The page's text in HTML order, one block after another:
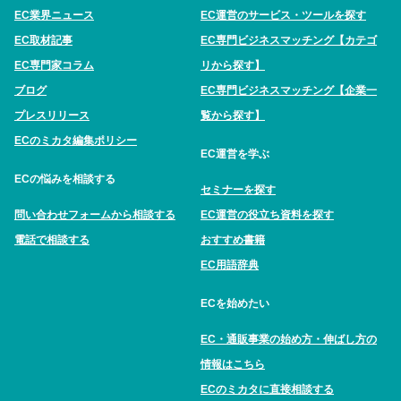
EC業界ニュース
EC取材記事
EC専門家コラム
ブログ
プレスリリース
ECのミカタ編集ポリシー
ECの悩みを相談する
問い合わせフォームから相談する
電話で相談する
EC運営のサービス・ツールを探す
EC専門ビジネスマッチング【カテゴ
リから探す】
EC専門ビジネスマッチング【企業一
覧から探す】
EC運営を学ぶ
セミナーを探す
EC運営の役立ち資料を探す
おすすめ書籍
EC用語辞典
ECを始めたい
EC・通販事業の始め方・伸ばし方の
情報はこちら
ECのミカタに直接相談する